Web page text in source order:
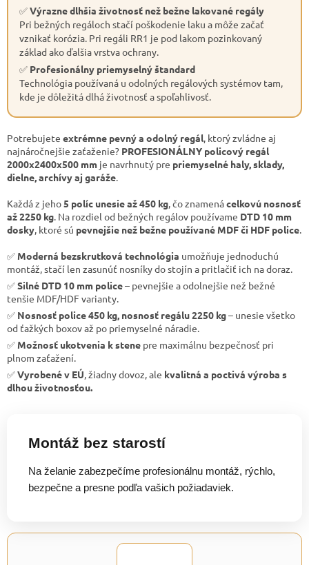
✅Výrazne dlhšia životnosť než bežne lakované regály
Pri bežných regáloch stačí poškodenie laku a môže začať
vznikať korózia. Pri regáli RR1 je pod lakom pozinkovaný
základ ako ďalšia vrstva ochrany.
✅ Profesionálny priemyselný štandard
Technológia používaná u odolných regálových systémov tam,
kde je dôležitá dlhá životnosť a spoľahlivosť.
Potrebujete extrémne pevný a odolný regál , ktorý zvládne aj
najnáročnejšie zaťaženie? PROFESIONÁLNY policový regál
2000x2400x500 mm je navrhnutý pre priemyselné haly, sklady,
dielne, archívy aj garáže
Každá z jeho 5 políc unesie až 450 kg , čo znamenácelkovú nosnosť
až 2250 kg . Na rozdiel od bežných regálov používame DTD 10 mm
dosky , ktoré sú pevnejšie než bežne používané MDF či HDF police
✅ Moderná bezskrutková technológia umožňuje jednoduchú
montáž, stačí len zasunúť nosníky do stojín a pritlačiť ich na doraz.
✅Silné DTD 10 mm police– pevnejšie a odolnejšie než bežné
tenšie MDF/HDF varianty.
✅ Nosnosť police 450 kg, nosnosť regálu 2250 kg– unesie všetko
od ťažkých boxov až po priemyselné náradie.
✅ Možnosť ukotvenia k stene pre maximálnu bezpečnosť pri
plnom zaťažení.
✅Vyrobené v EÚ , žiadny dovoz, ale kvalitná a poctivá výroba s
dlhou životnosťou.
Montáž bez starostí
Na želanie zabezpečíme profesionálnu montáž, rýchlo,
bezpečne a presne podľa vašich požiadaviek.